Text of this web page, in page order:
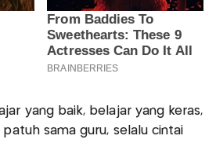
yang baik, belajar yang keras,
patuh sama guru, selalu cintai